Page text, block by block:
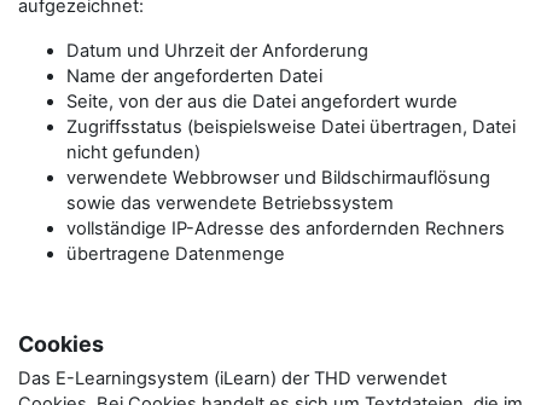
aufgezeichnet:
Datum und Uhrzeit der Anforderung
Name der angeforderten Datei
Seite, von der aus die Datei angefordert wurde
Zugriffsstatus (beispielsweise Datei übertragen, Datei
nicht gefunden)
verwendete Webbrowser und Bildschirmauflösung
sowie das verwendete Betriebssystem
vollständige IP-Adresse des anfordernden Rechners
übertragene Datenmenge
Cookies
Das E-Learningsystem (iLearn) der THD verwendet